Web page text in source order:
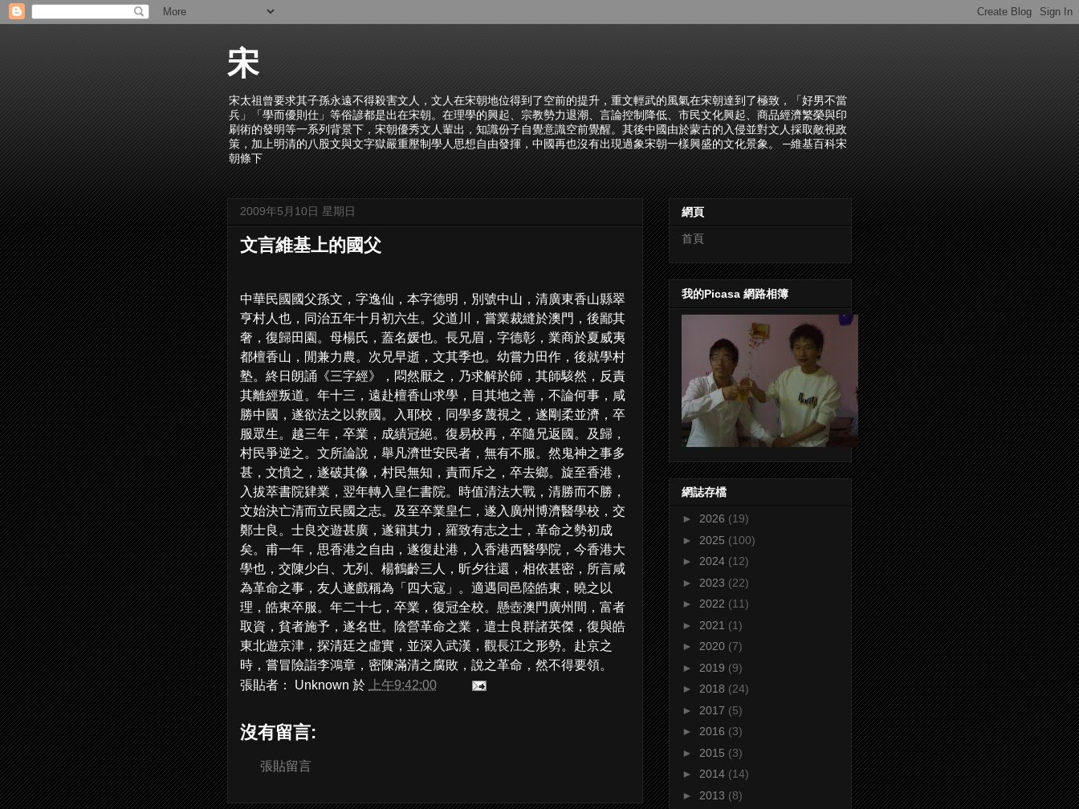
宋
宋太祖曾要求其子孫永遠不得殺害文人，文人在宋朝地位得到了空前的提升，重文輕武的風氣在宋朝達到了極致，「好男不當
兵」「學而優則仕」等俗諺都是出在宋朝。在理學的興起、宗教勢力退潮、言論控制降低、市民文化興起、商品經濟繁榮與印
刷術的發明等一系列背景下，宋朝優秀文人輩出，知識份子自覺意識空前覺醒。其後中國由於蒙古的入侵並對文人採取敵視政
策，加上明清的八股文與文字獄嚴重壓制學人思想自由發揮，中國再也沒有出現過象宋朝一樣興盛的文化景象。 ─維基百科宋
朝條下
2009年5月10日 星期日
文言維基上的國父
中華民國國父孫文，字逸仙，本字德明，別號中山，清廣東香山縣翠
亨村人也，同治五年十月初六生。父道川，嘗業裁縫於澳門，後鄙其
奢，復歸田園。母楊氏，蓋名媛也。長兄眉，字德彰，業商於夏威夷
都檀香山，閒兼力農。次兄早逝，文其季也。幼嘗力田作，後就學村
塾。終日朗誦《三字經》，悶然厭之，乃求解於師，其師駭然，反責
其離經叛道。年十三，遠赴檀香山求學，目其地之善，不論何事，咸
勝中國，遂欲法之以救國。入耶校，同學多蔑視之，遂剛柔並濟，卒
服眾生。越三年，卒業，成績冠絕。復易校再，卒隨兄返國。及歸，
村民爭逆之。文所論說，舉凡濟世安民者，無有不服。然鬼神之事多
甚，文憤之，遂破其像，村民無知，責而斥之，卒去鄉。旋至香港，
入拔萃書院肄業，翌年轉入皇仁書院。時值清法大戰，清勝而不勝，
文始決亡清而立民國之志。及至卒業皇仁，遂入廣州博濟醫學校，交
鄭士良。士良交遊甚廣，遂籍其力，羅致有志之士，革命之勢初成
矣。甫一年，思香港之自由，遂復赴港，入香港西醫學院，今香港大
學也，交陳少白、尢列、楊鶴齡三人，昕夕往還，相依甚密，所言咸
為革命之事，友人遂戲稱為「四大寇」。適遇同邑陸皓東，曉之以
理，皓東卒服。年二十七，卒業，復冠全校。懸壺澳門廣州間，富者
取資，貧者施予，遂名世。陰營革命之業，遣士良群諸英傑，復與皓
東北遊京津，探清廷之虛實，並深入武漢，觀長江之形勢。赴京之
時，嘗冒險詣李鴻章，密陳滿清之腐敗，說之革命，然不得要領。
張貼者： Unknown 於 上午9:42:00
沒有留言:
張貼留言
網頁
首頁
我的Picasa 網路相簿
網誌存檔
► 2026 (19)
► 2025 (100)
► 2024 (12)
► 2023 (22)
► 2022 (11)
► 2021 (1)
► 2020 (7)
► 2019 (9)
► 2018 (24)
► 2017 (5)
► 2016 (3)
► 2015 (3)
► 2014 (14)
► 2013 (8)